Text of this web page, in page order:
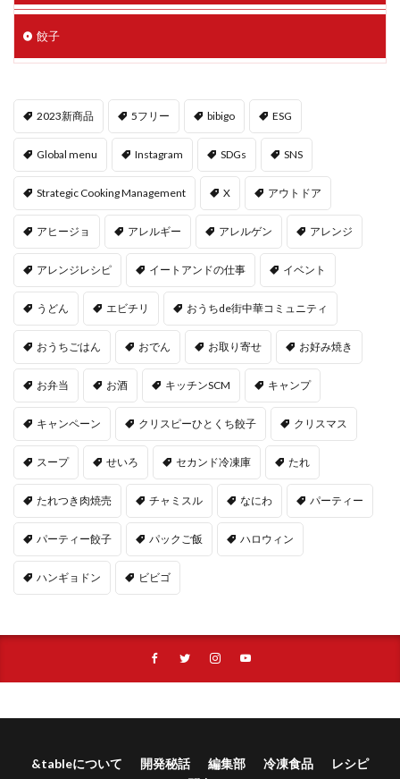
餃子
2023新商品 5フリー bibigo ESG
Global menu Instagram SDGs SNS
Strategic Cooking Management X アウトドア
アヒージョ アレルギー アレルゲン アレンジ
アレンジレシピ イートアンドの仕事 イベント
うどん エビチリ おうちde街中華コミュニティ
おうちごはん おでん お取り寄せ お好み焼き
お弁当 お酒 キッチンSCM キャンプ
キャンペーン クリスピーひとくち餃子 クリスマス
スープ せいろ セカンド冷凍庫 たれ
たれつき肉焼売 チャミスル なにわ パーティー
パーティー餃子 パックご飯 ハロウィン
ハンギョドン ビビゴ
&tableについて 開発秘話 編集部 冷凍食品
レシピ